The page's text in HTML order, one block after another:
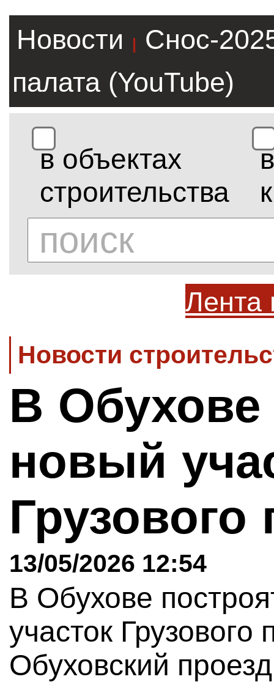
Новости |
Снос-
палата (YouTube)
в объектах
строительства
в
Лента
Новости
В Обухове
новый
13/05/2026 12:54
В Обухове
участок
Обуховский